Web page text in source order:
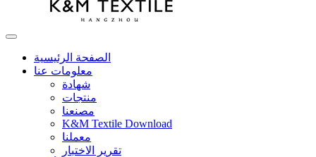
الصفحة الرئيسية
معلومات عنا
شهادة
منتجات
مصنعنا
K&M Textile Download
معملنا
تقرير الاختبار